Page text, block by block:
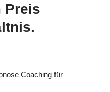
Preis
Coaching für